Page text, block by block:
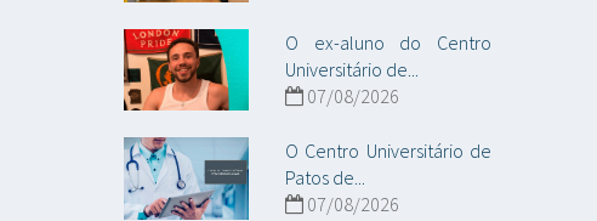
O ex-aluno do Centro
Universitário de...
07/08/2026
O Centro Universitário de
Patos de...
07/08/2026